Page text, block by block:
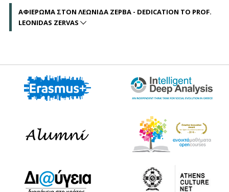
ΑΦΙΕΡΩΜΑ ΣΤΟΝ ΛΕΩΝΙΔΑ ΖΕΡΒΑ - DEDICATION TO PROF.
LEONIDAS ZERVAS